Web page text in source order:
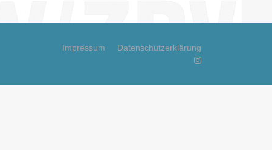
Impressum Datenschutzerklärung